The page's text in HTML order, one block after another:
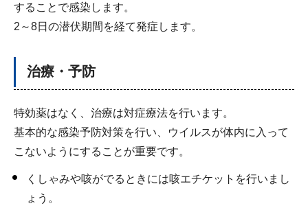
することで感染します。
2～8日の潜伏期間を経て発症します。
治療・予防
特効薬はなく、治療は対症療法を行います。
基本的な感染予防対策を行い、ウイルスが体内に入って
こないようにすることが重要です。
くしゃみや咳がでるときには咳エチケットを行いまし
ょう。